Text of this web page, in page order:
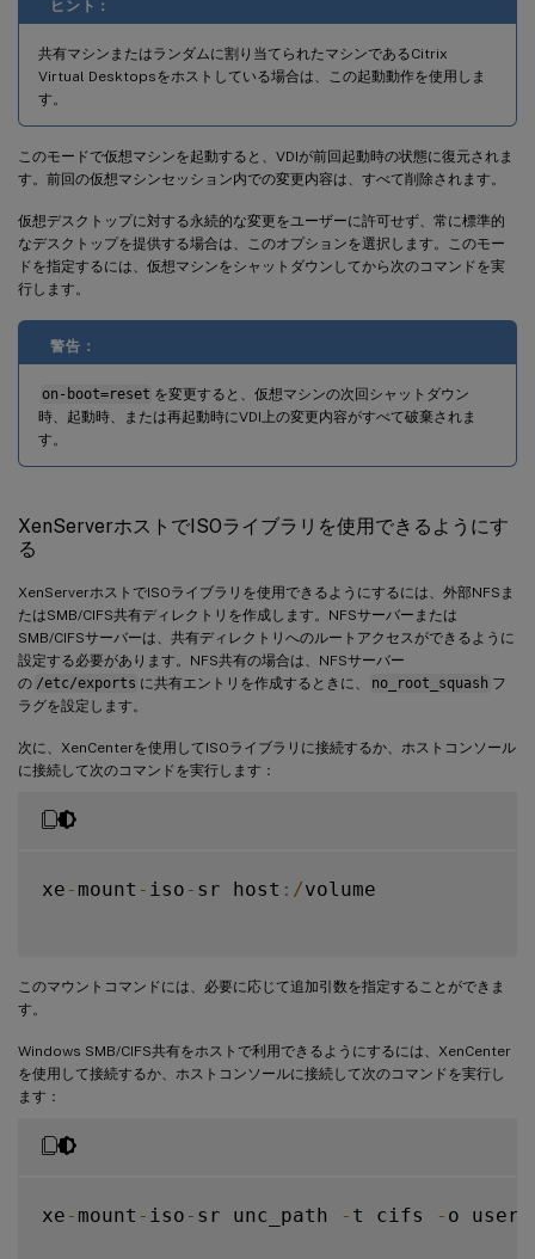
ヒント：
共有マシンまたはランダムに割り当てられたマシンであるCitrix
Virtual Desktopsをホストしている場合は、この起動動作を使用しま
す。
このモードで仮想マシンを起動すると、VDIが前回起動時の状態に復元されま
す。前回の仮想マシンセッション内での変更内容は、すべて削除されます。
仮想デスクトップに対する永続的な変更をユーザーに許可せず、常に標準的
なデスクトップを提供する場合は、このオプションを選択します。このモー
ドを指定するには、仮想マシンをシャットダウンしてから次のコマンドを実
行します。
警告：
on-boot=reset を変更すると、仮想マシンの次回シャットダウン
時、起動時、または再起動時にVDI上の変更内容がすべて破棄されま
す。
XenServerホストでISOライブラリを使用できるようにす
る
XenServerホストでISOライブラリを使用できるようにするには、外部NFSま
たはSMB/CIFS共有ディレクトリを作成します。NFSサーバーまたは
SMB/CIFSサーバーは、共有ディレクトリへのルートアクセスができるように
設定する必要があります。NFS共有の場合は、NFSサーバー
の /etc/exports に共有エントリを作成するときに、 no_root_squash フ
ラグを設定します。
次に、XenCenterを使用してISOライブラリに接続するか、ホストコンソール
に接続して次のコマンドを実行します：
xe - mount - iso - sr host : /volume
このマウントコマンドには、必要に応じて追加引数を指定することができま
す。
Windows SMB/CIFS共有をホストで利用できるようにするには、XenCenter
を使用して接続するか、ホストコンソールに接続して次のコマンドを実行し
ます：
xe - mount - iso - sr unc_path - t cifs - o